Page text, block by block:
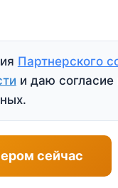
Партнерского
и даю согласие
сейчас